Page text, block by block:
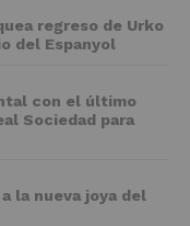
regreso de Urko
del Espanyol
con el último
Sociedad para
la nueva joya del